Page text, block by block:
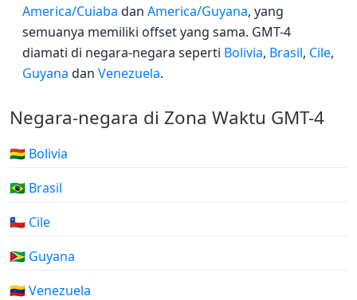
America/Cuiaba dan America/Guyana, yang
semuanya memiliki offset yang sama. GMT-4
diamati di negara-negara seperti Bolivia, Brasil, Cile,
Guyana dan Venezuela.
Negara-negara di Zona Waktu GMT-4
🇧🇴 Bolivia
🇧🇷 Brasil
🇨🇱 Cile
🇬🇾 Guyana
🇻🇪 Venezuela